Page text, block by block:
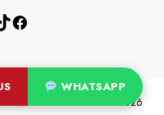
TikTok
© Suomen Sisustustakka 2026
WHATSAPP